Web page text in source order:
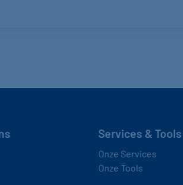
Services & Tools
Onze Services
Onze Tools